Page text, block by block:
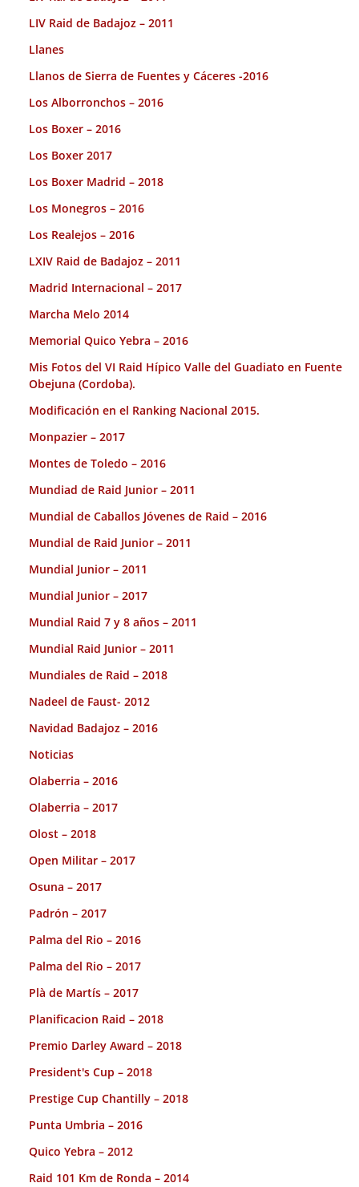
LIV Raid de Badajoz – 2011
Llanes
Llanos de Sierra de Fuentes y Cáceres -2016
Los Alborronchos – 2016
Los Boxer – 2016
Los Boxer 2017
Los Boxer Madrid – 2018
Los Monegros – 2016
Los Realejos – 2016
LXIV Raid de Badajoz – 2011
Madrid Internacional – 2017
Marcha Melo 2014
Memorial Quico Yebra – 2016
Mis Fotos del VI Raid Hípico Valle del Guadiato en Fuente
Obejuna (Cordoba).
Modificación en el Ranking Nacional 2015.
Monpazier – 2017
Montes de Toledo – 2016
Mundiad de Raid Junior – 2011
Mundial de Caballos Jóvenes de Raid – 2016
Mundial de Raid Junior – 2011
Mundial Junior – 2011
Mundial Junior – 2017
Mundial Raid 7 y 8 años – 2011
Mundial Raid Junior – 2011
Mundiales de Raid – 2018
Nadeel de Faust- 2012
Navidad Badajoz – 2016
Noticias
Olaberria – 2016
Olaberria – 2017
Olost – 2018
Open Militar – 2017
Osuna – 2017
Padrón – 2017
Palma del Rio – 2016
Palma del Rio – 2017
Plà de Martís – 2017
Planificacion Raid – 2018
Premio Darley Award – 2018
President's Cup – 2018
Prestige Cup Chantilly – 2018
Punta Umbria – 2016
Quico Yebra – 2012
Raid 101 Km de Ronda – 2014